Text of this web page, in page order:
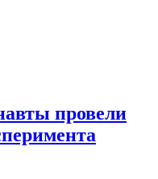
провели